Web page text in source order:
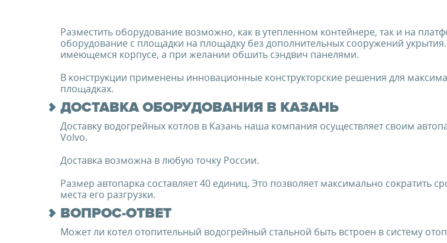
Разместить оборудование возможно, как в утепленном контейнере, так и на
оборудование с площадки на площадку без дополнительных сооружений
имеющемся корпусе, а при желании обшить сэндвич панелями.
В конструкции применены инновационные конструкторские решения для
площадках.
ДОСТАВКА ОБОРУДОВАНИЯ В КАЗАНЬ
Доставку водогрейных котлов в Казань наша компания осуществляет своим
Volvo.
Доставка возможна в любую точку России.
Размер автопарка составляет 40 единиц. Это позволяет максимально сократить
места его разгрузки.
ВОПРОС-ОТВЕТ
Может ли котел отопительный водогрейный стальной быть встроен в систему